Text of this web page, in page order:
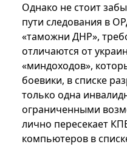
Однако не стоит
пути следования в
«таможни ДНР»,
отличаются от
«миндоходов»,
боевики, в списке
только одна
ограниченными
лично пересекает
компьютеров в